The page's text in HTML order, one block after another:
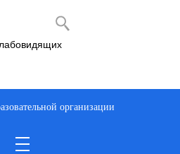
2025
для медиков,
организации